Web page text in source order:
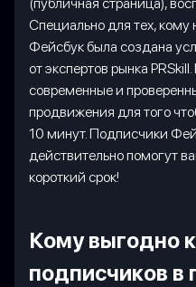
Специально для тех,
Фейсбук была создана
от экспертов рынка
современные и
продвижения для того
10 минут. Подписчики
действительно помогут
короткий срок!
Кому выгодно
подписчиков в